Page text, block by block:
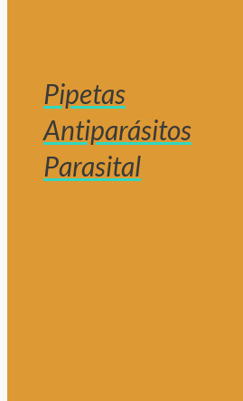
Pipetas
Antiparásitos
Parasital